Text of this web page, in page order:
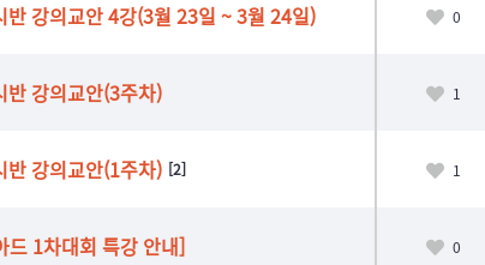
반 강의교안 4강(3월 23일 ~ 3월 24일) 0
반 강의교안(3주차) 1
반 강의교안(1주차) [2] 1
드 1차대회 특강 안내] 0